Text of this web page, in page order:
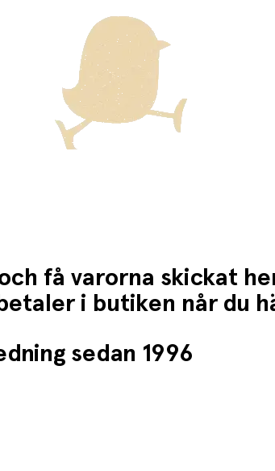
få varorna skickat
i butiken når du
sedan 1996